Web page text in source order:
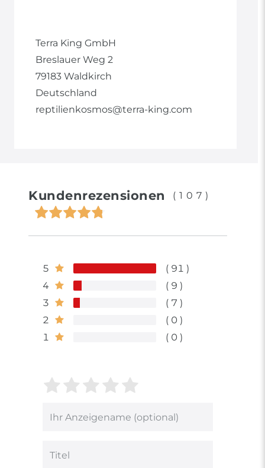
Terra King GmbH
Breslauer Weg 2
79183 Waldkirch
Deutschland
reptilienkosmos@terra-king.com
Kundenrezensionen (107)
5
91
4
9
3
7
2
0
1
0
Bewertungssterne
von
4
von
3
2
von
1
von
Bewertungssternen
Anzeigename